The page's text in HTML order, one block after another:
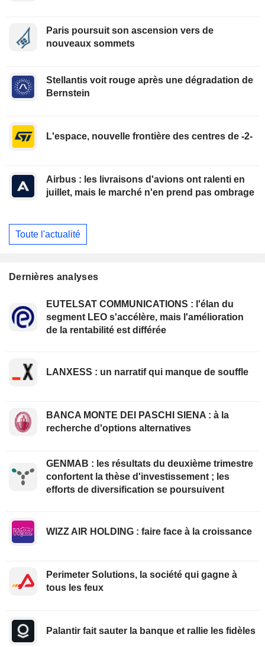
Paris poursuit son ascension vers de
nouveaux sommets
Stellantis voit rouge après une dégradation de
Bernstein
L'espace, nouvelle frontière des centres de -2-
Airbus : les livraisons d'avions ont ralenti en
juillet, mais le marché n'en prend pas ombrage
Toute l'actualité
Dernières analyses
EUTELSAT COMMUNICATIONS : l'élan du
segment LEO s'accélère, mais l'amélioration
de la rentabilité est différée
LANXESS : un narratif qui manque de souffle
BANCA MONTE DEI PASCHI SIENA : à la
recherche d'options alternatives
GENMAB : les résultats du deuxième trimestre
confortent la thèse d'investissement ; les
efforts de diversification se poursuivent
WIZZ AIR HOLDING : faire face à la croissance
Perimeter Solutions, la société qui gagne à
tous les feux
Palantir fait sauter la banque et rallie les fidèles